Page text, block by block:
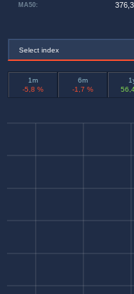
MA50:
Select index
1m
-5,8 %
6m
-1,7 %